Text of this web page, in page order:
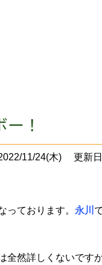
！
11/24(木) 更新
っております。 永川
全然詳しくないで